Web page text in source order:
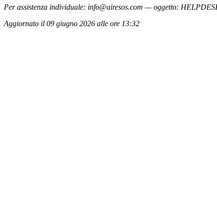
Per assistenza individuale: info@airesos.com — oggetto:
Aggiornato il 09 giugno 2026 alle ore 13:32